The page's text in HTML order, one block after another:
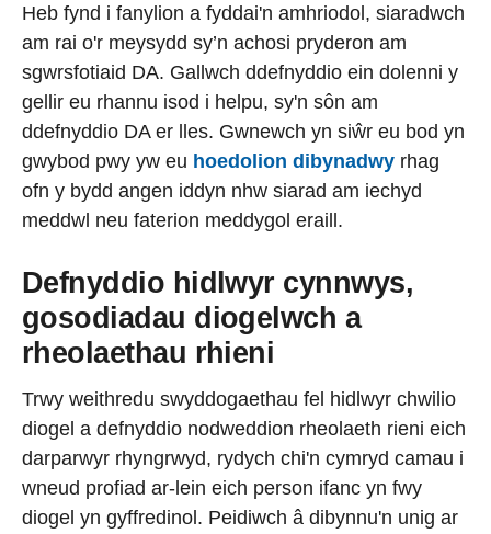
Heb fynd i fanylion a fyddai'n amhriodol, siaradwch
am rai o'r meysydd sy’n achosi pryderon am
sgwrsfotiaid DA. Gallwch ddefnyddio ein dolenni y
gellir eu rhannu isod i helpu, sy'n sôn am
ddefnyddio DA er lles. Gwnewch yn siŵr eu bod yn
gwybod pwy yw eu hoedolion dibynadwy rhag
ofn y bydd angen iddyn nhw siarad am iechyd
meddwl neu faterion meddygol eraill.
Defnyddio hidlwyr cynnwys,
gosodiadau diogelwch a
rheolaethau rhieni
Trwy weithredu swyddogaethau fel hidlwyr chwilio
diogel a defnyddio nodweddion rheolaeth rieni eich
darparwyr rhyngrwyd, rydych chi'n cymryd camau i
wneud profiad ar-lein eich person ifanc yn fwy
diogel yn gyffredinol. Peidiwch â dibynnu'n unig ar